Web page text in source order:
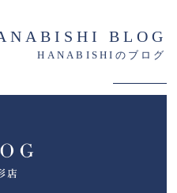
BLOG
HANABISHIのブログ